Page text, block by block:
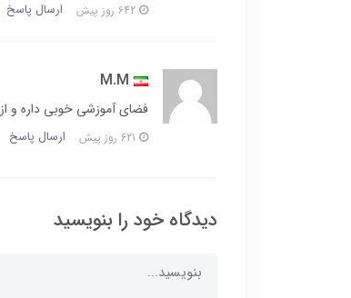
ارسال پاسخ
M.M
فضای آموزشی خوبی داره و
ارسال پاسخ
دیدگاه خود را بنویسید